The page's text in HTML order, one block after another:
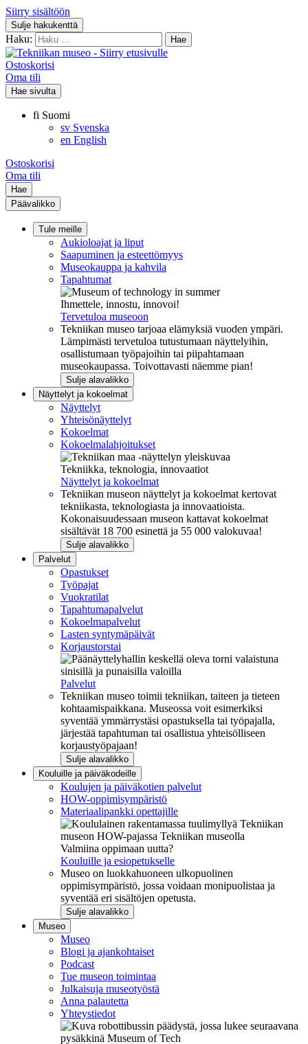
Siirry sisältöön
Sulje hakukenttä
Haku:
Ostoskorisi
Oma tili
Hae sivulta
fi Suomi
sv Svenska
en English
Ostoskorisi
Oma tili
Hae
Päävalikko
Tule meille
Aukioloajat ja liput
Saapuminen ja esteettömyys
Museokauppa ja kahvila
Tapahtumat
Ihmettele, innostu, innovoi!
Tervetuloa museoon
Tekniikan museo tarjoaa elämyksiä vuoden ympäri.
Lämpimästi tervetuloa tutustumaan näyttelyihin,
osallistumaan työpajoihin tai piipahtamaan
museokaupassa. Toivottavasti näemme pian!
Sulje alavalikko
Näyttelyt ja kokoelmat
Näyttelyt
Yhteisönäyttelyt
Kokoelmat
Kokoelmalahjoitukset
Tekniikka, teknologia, innovaatiot
Näyttelyt ja kokoelmat
Tekniikan museon näyttelyt ja kokoelmat kertovat
tekniikasta, teknologiasta ja innovaatioista.
Kokonaisuudessaan museon kattavat kokoelmat
sisältävät 18 700 esinettä ja 55 000 valokuvaa!
Sulje alavalikko
Palvelut
Opastukset
Työpajat
Vuokratilat
Tapahtumapalvelut
Kokoelmapalvelut
Lasten syntymäpäivät
Korjaustorstai
Palvelut
Tekniikan museo toimii tekniikan, taiteen ja tieteen
kohtaamispaikkana. Museossa voit esimerkiksi
syventää ymmärrystäsi opastuksella tai työpajalla,
järjestää tapahtuman tai osallistua yhteisölliseen
korjaustyöpajaan!
Sulje alavalikko
Kouluille ja päiväkodeille
Koulujen ja päiväkotien palvelut
HOW-oppimisympäristö
Materiaalipankki opettajille
Valmiina oppimaan uutta?
Kouluille ja esiopetukselle
Museo on luokkahuoneen ulkopuolinen
oppimisympäristö, jossa voidaan monipuolistaa ja
syventää eri sisältöjen opetusta.
Sulje alavalikko
Museo
Museo
Blogi ja ajankohtaiset
Podcast
Tue museon toimintaa
Julkaisuja museotyöstä
Anna palautetta
Yhteystiedot